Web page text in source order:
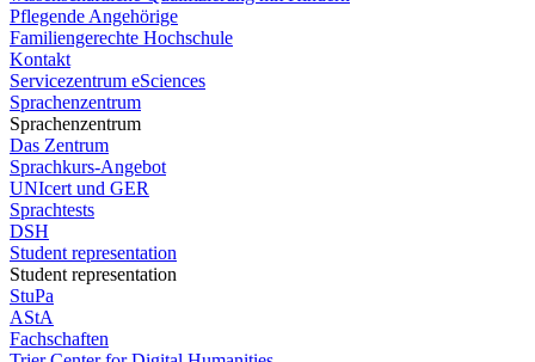
Pflegende Angehörige
Familiengerechte Hochschule
Kontakt
Servicezentrum eSciences
Sprachenzentrum
Sprachenzentrum
Das Zentrum
Sprachkurs-Angebot
UNIcert und GER
Sprachtests
DSH
Student representation
Student representation
StuPa
AStA
Fachschaften